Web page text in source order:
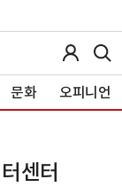
문화 오피니언
센터